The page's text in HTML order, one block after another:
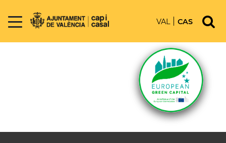
VAL CAS